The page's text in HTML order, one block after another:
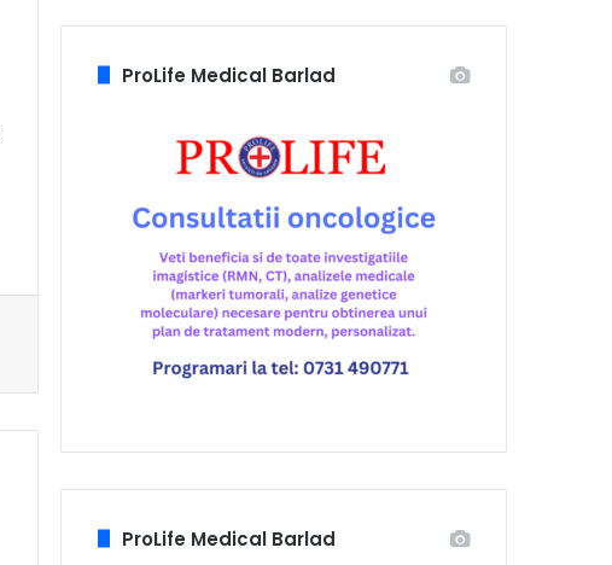
ProLife Medical Barlad
ProLife Medical Barlad